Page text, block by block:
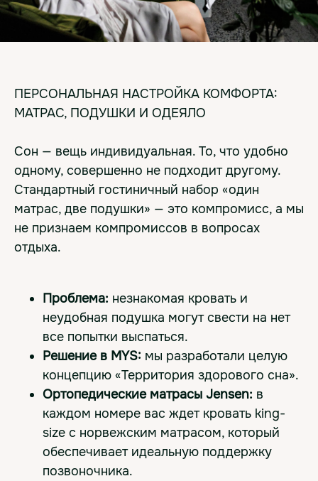
ПЕРСОНАЛЬНАЯ НАСТРОЙКА КОМФОРТА:
МАТРАС, ПОДУШКИ И ОДЕЯЛО
Сон — вещь индивидуальная. То, что удобно
одному, совершенно не подходит другому.
Стандартный гостиничный набор «один
матрас, две подушки» — это компромисс, а мы
не признаем компромиссов в вопросах
отдыха.
Проблема: незнакомая кровать и
неудобная подушка могут свести на нет
все попытки выспаться.
Решение в MYS: мы разработали целую
концепцию «Территория здорового сна».
Ортопедические матрасы Jensen: в
каждом номере вас ждет кровать king-
size с норвежским матрасом, который
обеспечивает идеальную поддержку
позвоночника.